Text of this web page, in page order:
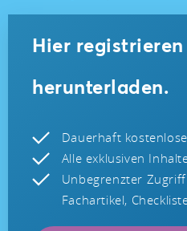
Hier
herunterladen.
Dauerhaft
Alle exklusiven
Unbegrenzter
Fachartikel,